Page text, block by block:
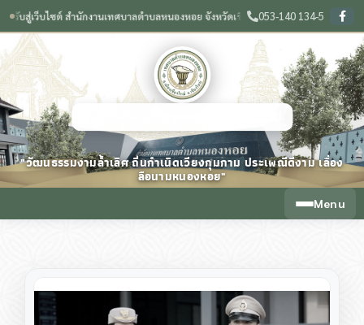
ซต์ สำนักงานเทศบาลตำบลหนองหอย จังหวัดเชียงใหม่ ❙ 🌟 วัฒนธรรมงามล้ำเลิศ
053-140 134-5
"วัฒนธรรมงามล้ำเลิศ ถิ่นกำเนิดเวียงกุมกาม ประเพณีดีงาม เลื่อง
ลือนามหนองหอย"
Menu